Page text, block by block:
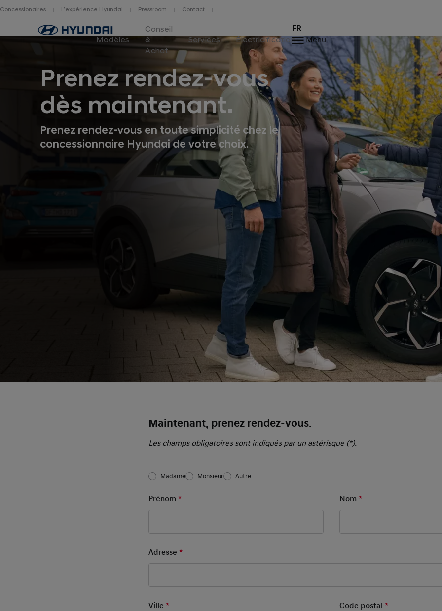
Concessionaires L’expérience Hyundai Pressroom Contact
Logo
Hyundai
Switzerland
Modèles
Conseil
&
Achat
Services Électricification
FR
Menu
Prenez rendez-vous
dès maintenant.
Prenez rendez-vous en toute simplicité chez le
concessionnaire Hyundai de votre choix.
Maintenant, prenez rendez-vous.
Les champs obligatoires sont indiqués par un astérisque (*).
Salutation
Madame Monsieur Autre
Prénom* Nom*
Adresse*
Ville* Code postal*